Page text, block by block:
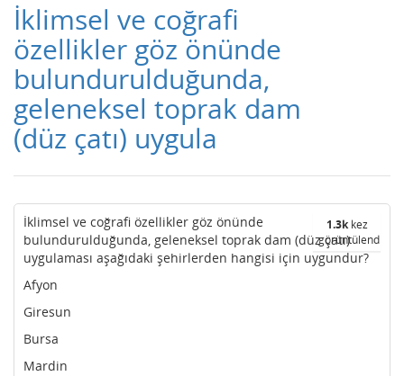
İklimsel ve coğrafi
özellikler göz önünde
bulundurulduğunda,
geleneksel toprak dam
(düz çatı) uygula
1.3kkez
görüntülendi
İklimsel ve coğrafi özellikler göz önünde
bulundurulduğunda, geleneksel toprak dam (düz çatı)
uygulaması aşağıdaki şehirlerden hangisi için uygundur?
Afyon
Giresun
Bursa
Mardin